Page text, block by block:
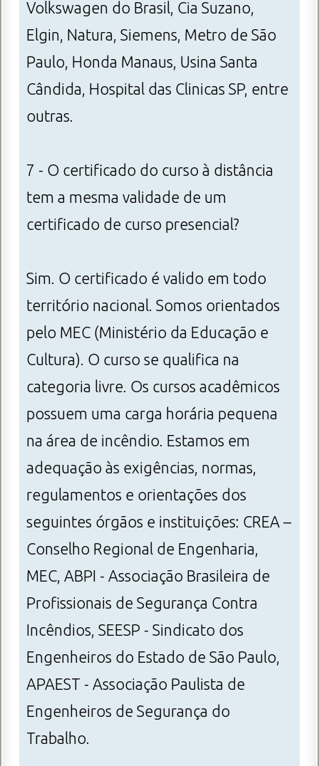
Volkswagen do Brasil, Cia Suzano,
Elgin, Natura, Siemens, Metro de São
Paulo, Honda Manaus, Usina Santa
Cândida, Hospital das Clinicas SP, entre
outras.
7 - O certificado do curso à distância
tem a mesma validade de um
certificado de curso presencial?
Sim. O certificado é valido em todo
território nacional. Somos orientados
pelo MEC (Ministério da Educação e
Cultura). O curso se qualifica na
categoria livre. Os cursos acadêmicos
possuem uma carga horária pequena
na área de incêndio. Estamos em
adequação às exigências, normas,
regulamentos e orientações dos
seguintes órgãos e instituições: CREA –
Conselho Regional de Engenharia,
MEC, ABPI - Associação Brasileira de
Profissionais de Segurança Contra
Incêndios, SEESP - Sindicato dos
Engenheiros do Estado de São Paulo,
APAEST - Associação Paulista de
Engenheiros de Segurança do
Trabalho.